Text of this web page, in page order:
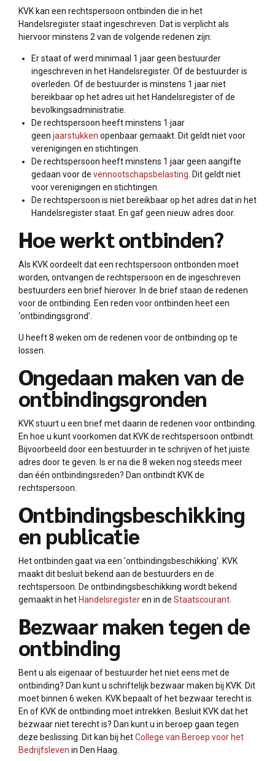
KVK kan een rechtspersoon ontbinden die in het
Handelsregister staat ingeschreven. Dat is verplicht als
hiervoor minstens 2 van de volgende redenen zijn:
Er staat of werd minimaal 1 jaar geen bestuurder
ingeschreven in het Handelsregister. Of de bestuurder is
overleden. Of de bestuurder is minstens 1 jaar niet
bereikbaar op het adres uit het Handelsregister of de
bevolkingsadministratie.
De rechtspersoon heeft minstens 1 jaar
geen jaarstukken openbaar gemaakt. Dit geldt niet voor
verenigingen en stichtingen.
De rechtspersoon heeft minstens 1 jaar geen aangifte
gedaan voor de vennootschapsbelasting . Dit geldt niet
voor verenigingen en stichtingen.
De rechtspersoon is niet bereikbaar op het adres dat in het
Handelsregister staat. En gaf geen nieuw adres door.
Hoe werkt ontbinden?
Als KVK oordeelt dat een rechtspersoon ontbonden moet
worden, ontvangen de rechtspersoon en de ingeschreven
bestuurders een brief hierover. In de brief staan de redenen
voor de ontbinding. Een reden voor ontbinden heet een
‘ontbindingsgrond’.
U heeft 8 weken om de redenen voor de ontbinding op te
lossen.
Ongedaan maken van de
ontbindingsgronden
KVK stuurt u een brief met daarin de redenen voor ontbinding.
En hoe u kunt voorkomen dat KVK de rechtspersoon ontbindt.
Bijvoorbeeld door een bestuurder in te schrijven of het juiste
adres door te geven. Is er na die 8 weken nog steeds meer
dan één ontbindingsreden? Dan ontbindt KVK de
rechtspersoon.
Ontbindingsbeschikking
en publicatie
Het ontbinden gaat via een 'ontbindingsbeschikking'. KVK
maakt dit besluit bekend aan de bestuurders en de
rechtspersoon. De ontbindingsbeschikking wordt bekend
gemaakt in het Handelsregisteren in de Staatscourant
Bezwaar maken tegen de
ontbinding
Bent u als eigenaar of bestuurder het niet eens met de
ontbinding? Dan kunt u schriftelijk bezwaar maken bij KVK. Dit
moet binnen 6 weken. KVK bepaalt of het bezwaar terecht is.
En of KVK de ontbinding moet intrekken. Besluit KVK dat het
bezwaar niet terecht is? Dan kunt u in beroep gaan tegen
deze beslissing. Dit kan bij hetCollege van Beroep voor het
Bedrijfsleven in Den Haag.